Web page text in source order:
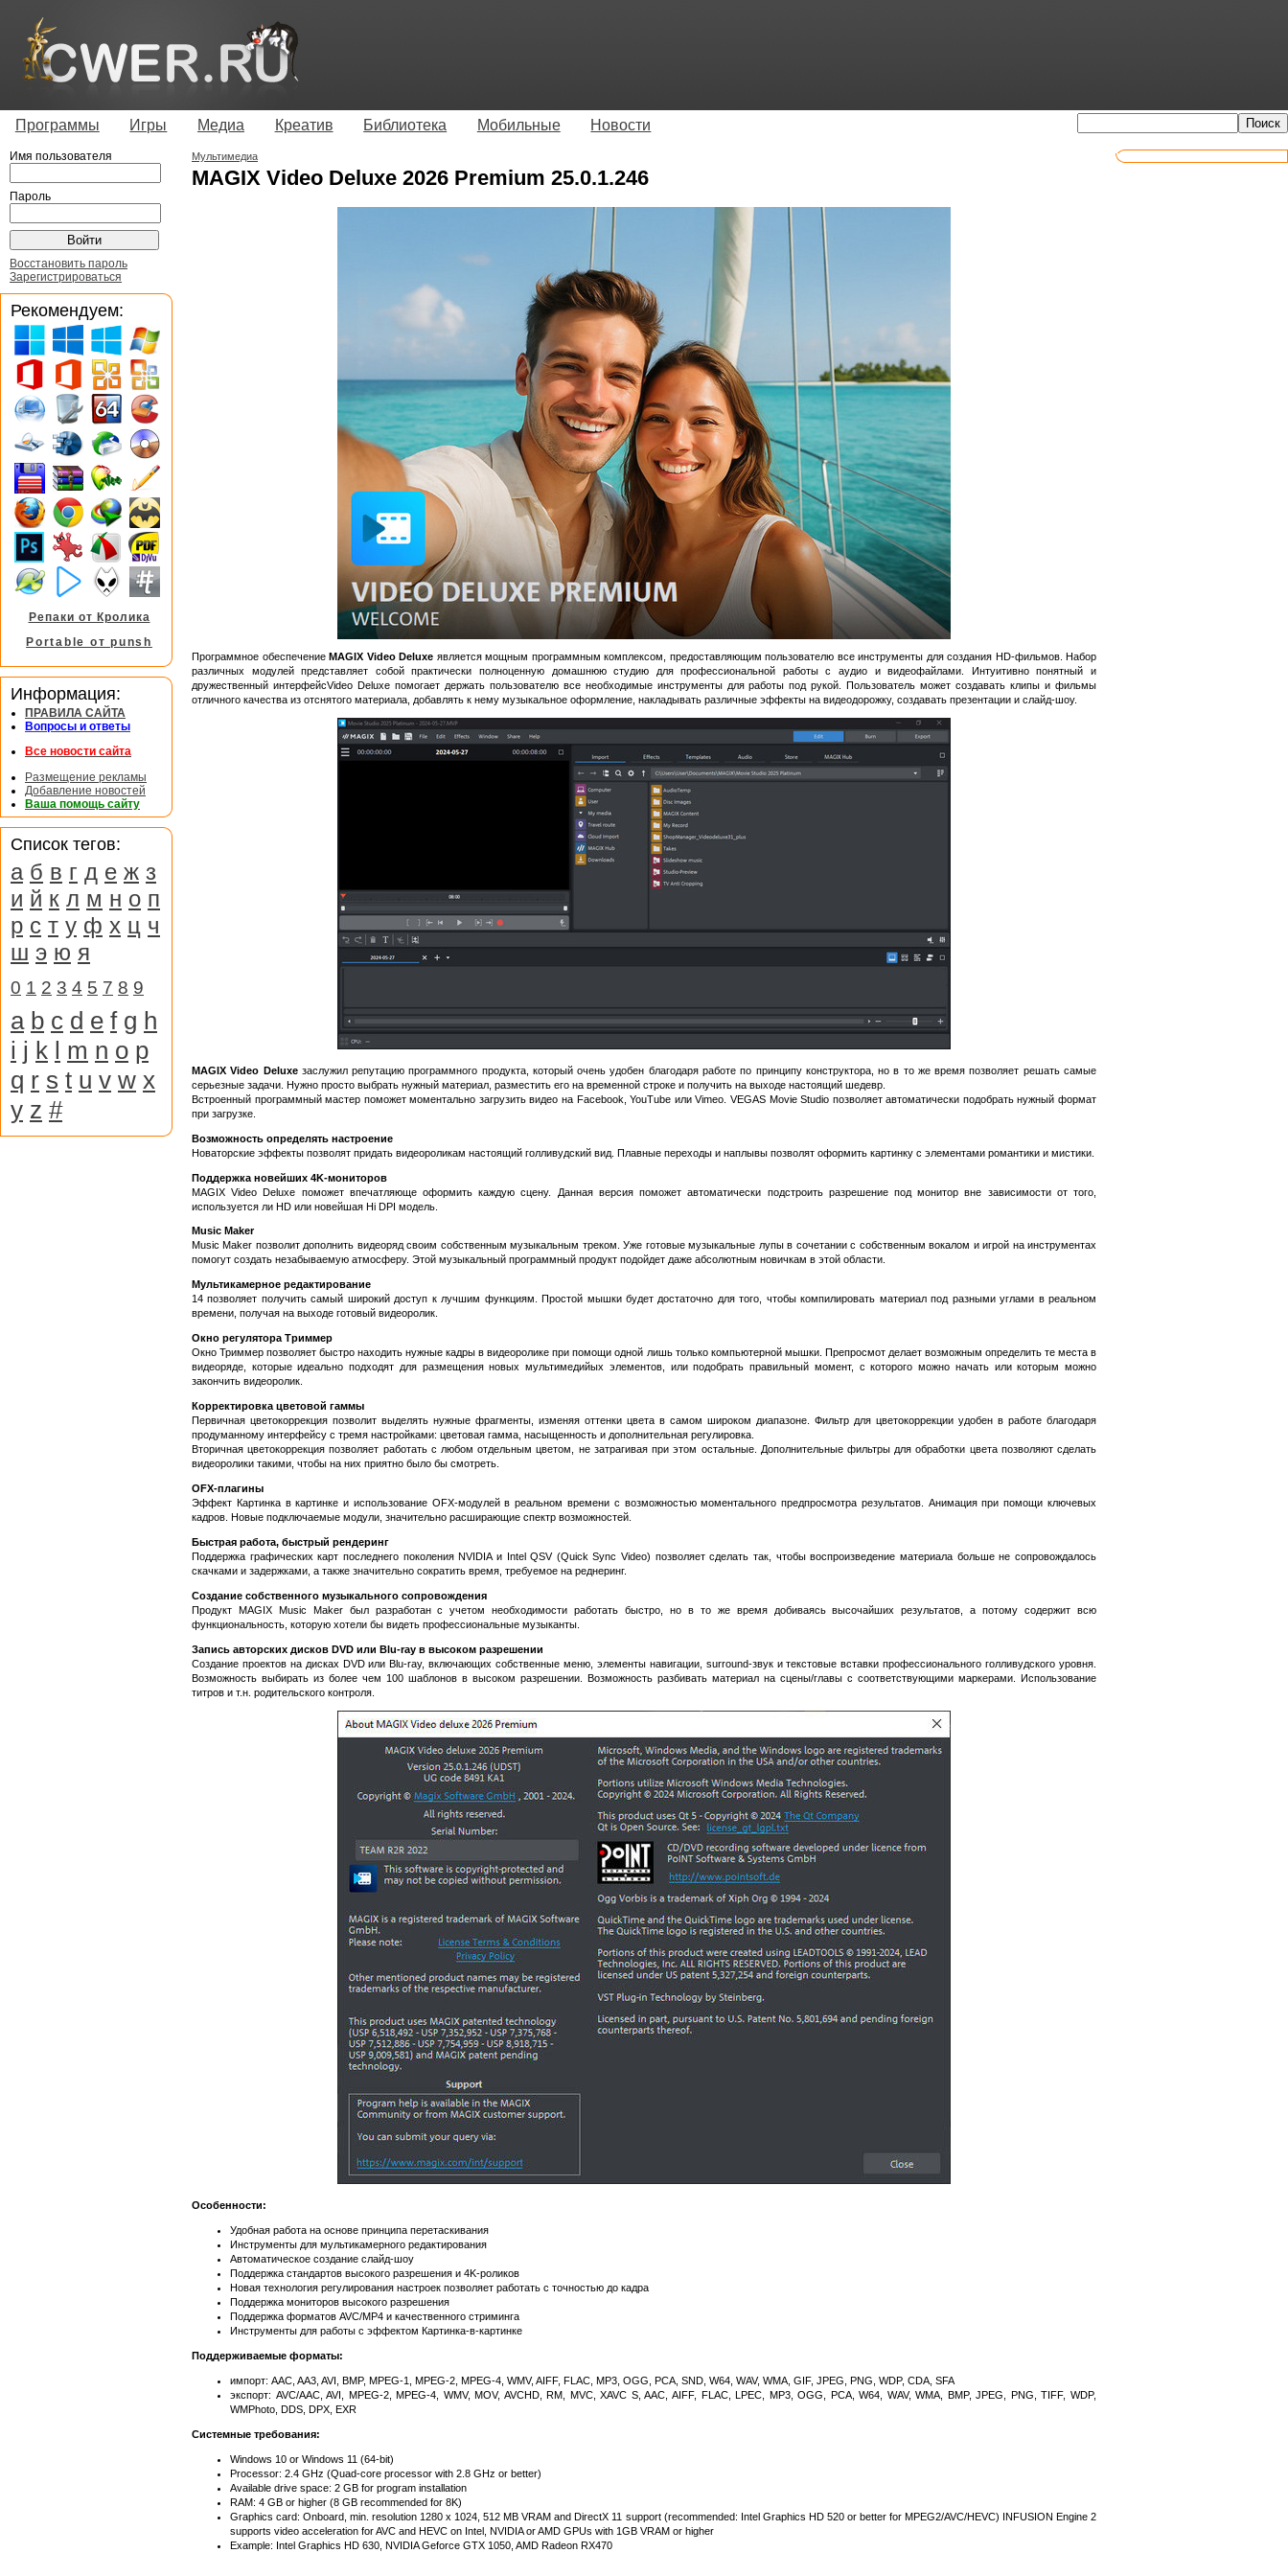
Программы Игры Медиа Креатив Библиотека Мобильные Новости
Мультимедиа
MAGIX Video Deluxe 2026 Premium 25.0.1.246
Программное обеспечение MAGIX Video Deluxe является мощным программным комплексом, предоставляющим пользователю все инструменты для создания HD-фильмов. Набор
различных модулей представляет собой практически полноценную домашнюю студию для профессиональной работы с аудио и видеофайлами. Интуитивно понятный и
дружественный интерфейсVideo Deluxe помогает держать пользователю все необходимые инструменты для работы под рукой. Пользователь может создавать клипы и фильмы
отличного качества из отснятого материала, добавлять к нему музыкальное оформление, накладывать различные эффекты на видеодорожку, создавать презентации и слайд-шоу.
MAGIX Video Deluxeзаслужил репутацию программного продукта, который очень удобен благодаря работе по принципу конструктора, но в то же время позволяет решать самые
серьезные задачи. Нужно просто выбрать нужный материал, разместить его на временной строке и получить на выходе настоящий шедевр.
Встроенный программный мастер поможет моментально загрузить видео на Facebook, YouTube или Vimeo. VEGAS Movie Studio позволяет автоматически подобрать нужный формат
при загрузке.
Возможность определять настроение
Новаторские эффекты позволят придать видеороликам настоящий голливудский вид. Плавные переходы и наплывы позволят оформить картинку с элементами романтики и мистики.
Поддержка новейших 4K-мониторов
MAGIX Video Deluxe поможет впечатляюще оформить каждую сцену. Данная версия поможет автоматически подстроить разрешение под монитор вне зависимости от того,
используется ли HD или новейшая Hi DPI модель.
Music Maker
Music Maker позволит дополнить видеоряд своим собственным музыкальным треком. Уже готовые музыкальные лупы в сочетании с собственным вокалом и игрой на инструментах
помогут создать незабываемую атмосферу. Этой музыкальный программный продукт подойдет даже абсолютным новичкам в этой области.
Мультикамерное редактирование
14 позволяет получить самый широкий доступ к лучшим функциям. Простой мышки будет достаточно для того, чтобы компилировать материал под разными углами в реальном
времени, получая на выходе готовый видеоролик.
Окно регулятора Триммер
Окно Триммер позволяет быстро находить нужные кадры в видеоролике при помощи одной лишь только компьютерной мышки. Препросмот делает возможным определить те места в
видеоряде, которые идеально подходят для размещения новых мультимедийых элементов, или подобрать правильный момент, с которого можно начать или которым можно
закончить видеоролик.
Корректировка цветовой гаммы
Первичная цветокоррекция позволит выделять нужные фрагменты, изменяя оттенки цвета в самом широком диапазоне. Фильтр для цветокоррекции удобен в работе благодаря
продуманному интерфейсу с тремя настройками: цветовая гамма, насыщенность и дополнительная регулировка.
Вторичная цветокоррекция позволяет работать с любом отдельным цветом, не затрагивая при этом остальные. Дополнительные фильтры для обработки цвета позволяют сделать
видеоролики такими, чтобы на них приятно было бы смотреть.
OFX-плагины
Эффект Картинка в картинке и использование OFX-модулей в реальном времени с возможностью моментального предпросмотра результатов. Анимация при помощи ключевых
кадров. Новые подключаемые модули, значительно расширающие спектр возможностей.
Быстрая работа, быстрый рендеринг
Поддержка графических карт последнего поколения NVIDIA и Intel QSV (Quick Sync Video) позволяет сделать так, чтобы воспроизведение материала больше не сопровождалось
скачками и задержками, а также значительно сократить время, требуемое на реднеринг.
Создание собственного музыкального сопровождения
Продукт MAGIX Music Maker был разработан с учетом необходимости работать быстро, но в то же время добиваясь высочайших результатов, а потому содержит всю
функциональность, которую хотели бы видеть профессиональные музыканты.
Запись авторских дисков DVD или Blu-ray в высоком разрешении
Создание проектов на дисках DVD или Blu-ray, включающих собственные меню, элементы навигации, surround-звук и текстовые вставки профессионального голливудского уровня.
Возможность выбирать из более чем 100 шаблонов в высоком разрешении. Возможность разбивать материал на сцены/главы с соответствующими маркерами. Использование
титров и т.н. родительского контроля.
Особенности:
Удобная работа на основе принципа перетаскивания
Инструменты для мультикамерного редактирования
Автоматическое создание слайд-шоу
Поддержка стандартов высокого разрешения и 4K-роликов
Новая технология регулирования настроек позволяет работать с точностью до кадра
Поддержка мониторов высокого разрешения
Поддержка форматов AVC/MP4 и качественного стриминга
Инструменты для работы с эффектом Картинка-в-картинке
Поддерживаемые форматы:
импорт: AAC, AA3, AVI, BMP, MPEG-1, MPEG-2, MPEG-4, WMV, AIFF, FLAC, MP3, OGG, PCA, SND, W64, WAV, WMA, GIF, JPEG, PNG, WDP, CDA, SFA
экспорт: AVC/AAC, AVI, MPEG-2, MPEG-4, WMV, MOV, AVCHD, RM, MVC, XAVC S, AAC, AIFF, FLAC, LPEC, MP3, OGG, PCA, W64, WAV, WMA, BMP, JPEG, PNG, TIFF, WDP,
WMPhoto, DDS, DPX, EXR
Системные требования:
Windows 10 or Windows 11 (64-bit)
Processor: 2.4 GHz (Quad-core processor with 2.8 GHz or better)
Available drive space: 2 GB for program installation
RAM: 4 GB or higher (8 GB recommended for 8K)
Graphics card: Onboard, min. resolution 1280 x 1024, 512 MB VRAM and DirectX 11 support (recommended: Intel Graphics HD 520 or better for MPEG2/AVC/HEVC) INFUSION Engine 2
supports video acceleration for AVC and HEVC on Intel, NVIDIA or AMD GPUs with 1GB VRAM or higher
Example: Intel Graphics HD 630, NVIDIA Geforce GTX 1050, AMD Radeon RX470
Имя пользователя
Пароль
Восстановить пароль
Зарегистрироваться
Рекомендуем:
Репаки от Кролика
Portable от punsh
Информация:
ПРАВИЛА САЙТА
Вопросы и ответы
Все новости сайта
Размещение рекламы
Добавление новостей
Ваша помощь сайту
Список тегов:
а б в г д е ж з
и й к л м н о п
р с т у ф х ц ч
ш э ю я
0 1 2 3 4 5 7 8 9
a b c d e f g h
i j k l m n o p
q r s t u v w x
y z #